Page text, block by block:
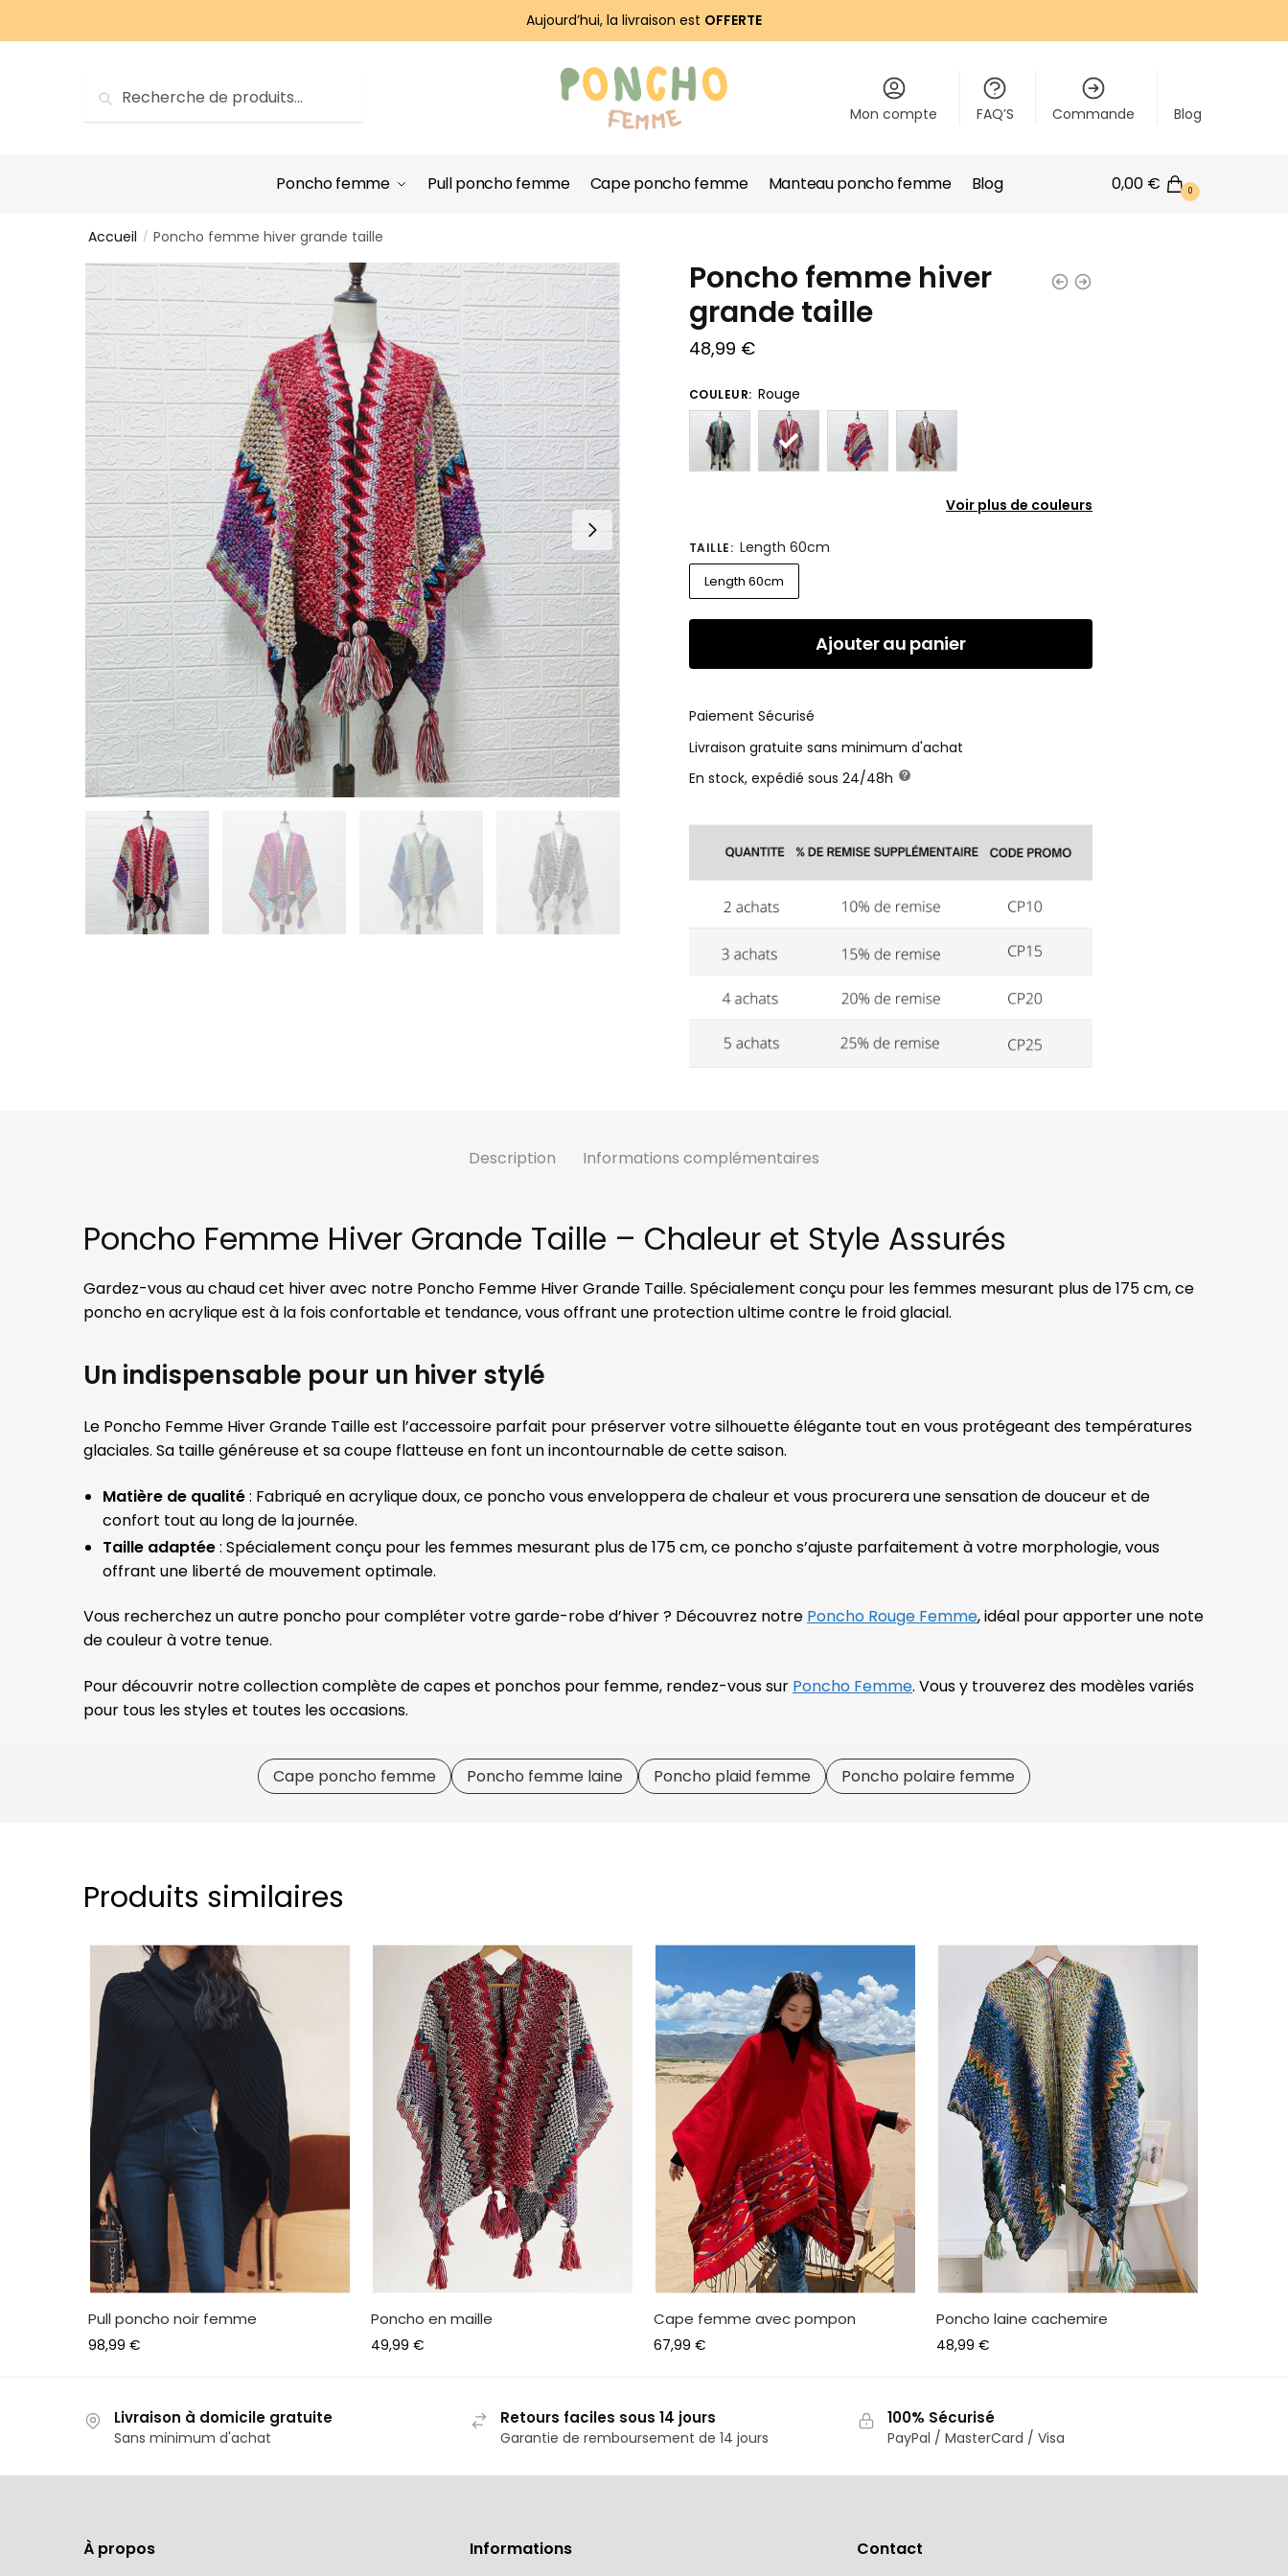
Aujourd’hui, la livraison est OFFERTE
pour :
Recherche
Mon compte FAQ’S Commande Blog
Poncho femme Pull poncho femme Cape poncho femme Manteau poncho femme Blog 0,00 € 0
Accueil / Poncho femme hiver grande taille
Poncho femme hiver
grande taille
48,99 €
COULEUR: Rouge
Voir plus de couleurs
TAILLE: Length 60cm
Length 60cm
Ajouter au panier
Paiement Sécurisé
Livraison gratuite sans minimum d'achat
En stock, expédié sous 24/48h
Description Informations complémentaires
Poncho Femme Hiver Grande Taille – Chaleur et Style Assurés
Gardez-vous au chaud cet hiver avec notre Poncho Femme Hiver Grande Taille. Spécialement conçu pour les femmes mesurant plus de 175 cm, ce
poncho en acrylique est à la fois confortable et tendance, vous offrant une protection ultime contre le froid glacial.
Un indispensable pour un hiver stylé
Le Poncho Femme Hiver Grande Taille est l’accessoire parfait pour préserver votre silhouette élégante tout en vous protégeant des températures
glaciales. Sa taille généreuse et sa coupe flatteuse en font un incontournable de cette saison.
Matière de qualité: Fabriqué en acrylique doux, ce poncho vous enveloppera de chaleur et vous procurera une sensation de douceur et de
confort tout au long de la journée.
Taille adaptée: Spécialement conçu pour les femmes mesurant plus de 175 cm, ce poncho s’ajuste parfaitement à votre morphologie, vous
offrant une liberté de mouvement optimale.
Vous recherchez un autre poncho pour compléter votre garde-robe d’hiver ? Découvrez notre Poncho Rouge Femme, idéal pour apporter une note
de couleur à votre tenue.
Pour découvrir notre collection complète de capes et ponchos pour femme, rendez-vous sur Poncho Femme. Vous y trouverez des modèles variés
pour tous les styles et toutes les occasions.
Cape poncho femme Poncho femme laine Poncho plaid femme Poncho polaire femme
Produits similaires
Pull poncho noir femme
98,99€
Poncho en maille
49,99 €
Cape femme avec pompon
67,99 €
Poncho laine cachemire
48,99 €
Livraison à domicile gratuite
Sans minimum d'achat
Retours faciles sous 14 jours
Garantie de remboursement de 14 jours
100% Sécurisé
PayPal / MasterCard / Visa
À propos Informations
Contact